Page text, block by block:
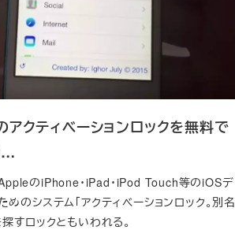
クティベーションロックを無料で
…
のiPhone・iPad・iPod Touch等のiOSデ
のシステム「アクティベーションロック。別名
すロックともいわれる。